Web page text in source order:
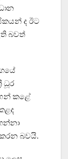
ද ඊට
බවත්
ධූර
කළේ
බවයි.